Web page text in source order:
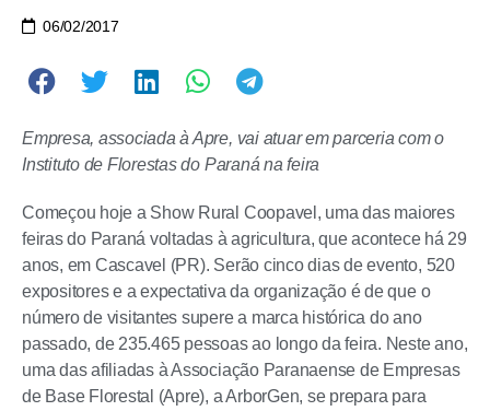
06/02/2017
Empresa, associada à Apre, vai atuar em parceria com o
Instituto de Florestas do Paraná na feira
Começou hoje a Show Rural Coopavel, uma das maiores
feiras do Paraná voltadas à agricultura, que acontece há 29
anos, em Cascavel (PR). Serão cinco dias de evento, 520
expositores e a expectativa da organização é de que o
número de visitantes supere a marca histórica do ano
passado, de 235.465 pessoas ao longo da feira. Neste ano,
uma das afiliadas à Associação Paranaense de Empresas
de Base Florestal (Apre), a ArborGen, se prepara para